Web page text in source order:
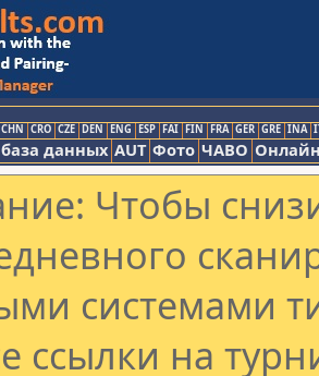
CHN CRO CZE DEN ENG ESP FAI FIN FRA GER GRE INA
данных AUT Фото ЧАВО
Чтобы
системами
ссылки на